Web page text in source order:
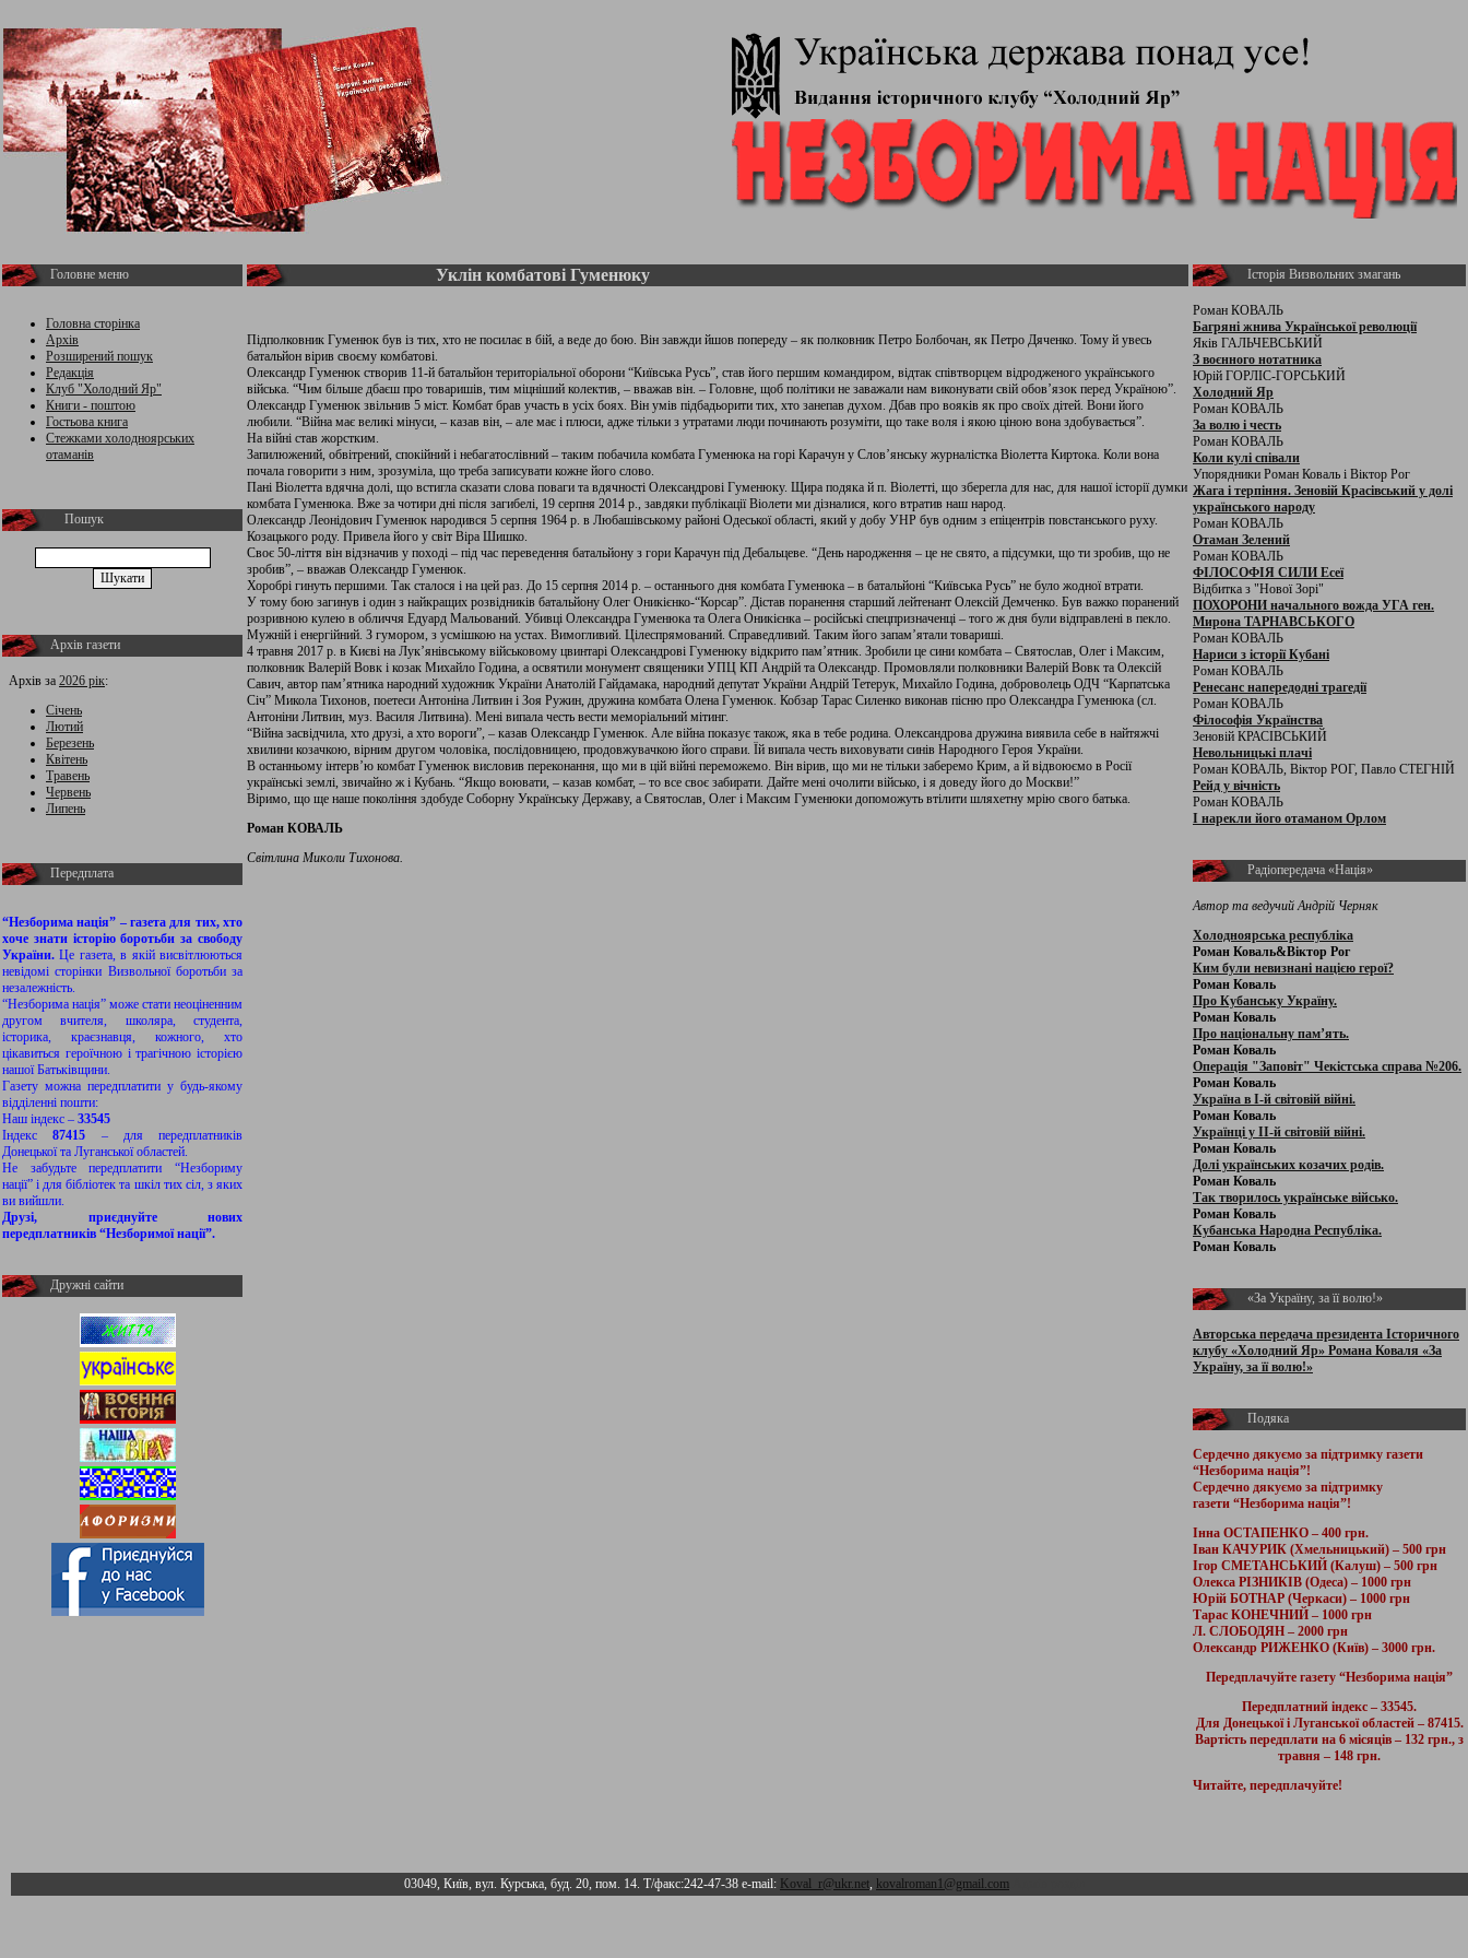
Головне меню
Головна сторінка
Архів
Розширений пошук
Редакція
Клуб "Холодний Яр"
Книги - поштою
Гостьова книга
Стежками холодноярських
отаманів
Пошук
Архів газети
Архів за 2026 рік:
Січень
Лютий
Березень
Квітень
Травень
Червень
Липень
Передплата
“Незборима нація” – газета для тих, хто
хоче знати історію боротьби за свободу
України.Це газета, в якій висвітлюються
невідомі сторінки Визвольної боротьби за
незалежність.
“Незборима нація” може стати неоціненним
другом вчителя, школяра, студента,
історика, краєзнавця, кожного, хто
цікавиться героїчною і трагічною історією
нашої Батьківщини.
Газету можна передплатити у будь-якому
відділенні пошти:
Наш індекс – 33545
Індекс87415 – для передплатників
Донецької та Луганської областей.
Не забудьте передплатити “Незбориму
нації” і для бібліотек та шкіл тих сіл, з яких
ви вийшли.
Друзі, приєднуйте нових
передплатників “Незборимої нації”.
Дружні сайти
Уклін комбатові Гуменюку
Підполковник Гуменюк був із тих, хто не посилає в бій, а веде до бою. Він завжди йшов попереду – як полковник Петро Болбочан, як Петро Дяченко. Тому й увесь
батальйон вірив своєму комбатові.
Олександр Гуменюк створив 11-й батальйон територіальної оборони “Київська Русь”, став його першим командиром, відтак співтворцем відродженого українського
війська. “Чим більше дбаєш про товаришів, тим міцніший колектив, – вважав він. – Головне, щоб політики не заважали нам виконувати свій обов’язок перед Україною”.
Олександр Гуменюк звільнив 5 міст. Комбат брав участь в усіх боях. Він умів підбадьорити тих, хто занепав духом. Дбав про вояків як про своїх дітей. Вони його
любили. “Війна має великі мінуси, – казав він, – але має і плюси, адже тільки з утратами люди починають розуміти, що таке воля і якою ціною вона здобувається”.
На війні став жорстким.
Запилюжений, обвітрений, спокійний і небагатослівний – таким побачила комбата Гуменюка на горі Карачун у Слов’янську журналістка Віолетта Киртока. Коли вона
почала говорити з ним, зрозуміла, що треба записувати кожне його слово.
Пані Віолетта вдячна долі, що встигла сказати слова поваги та вдячності Олександрові Гуменюку. Щира подяка й п. Віолетті, що зберегла для нас, для нашої історії думки
комбата Гуменюка. Вже за чотири дні після загибелі, 19 серпня 2014 р., завдяки публікації Віолети ми дізналися, кого втратив наш народ.
Олександр Леонідович Гуменюк народився 5 серпня 1964 р. в Любашівському районі Одеської області, який у добу УНР був одним з епіцентрів повстанського руху.
Козацького роду. Привела його у світ Віра Шишко.
Своє 50-ліття він відзначив у поході – під час переведення батальйону з гори Карачун під Дебальцеве. “День народження – це не свято, а підсумки, що ти зробив, що не
зробив”, – вважав Олександр Гуменюк.
Хоробрі гинуть першими. Так сталося і на цей раз. До 15 серпня 2014 р. – останнього дня комбата Гуменюка – в батальйоні “Київська Русь” не було жодної втрати.
У тому бою загинув і один з найкращих розвідників батальйону Олег Оникієнко-“Корсар”. Дістав поранення старший лейтенант Олексій Демченко. Був важко поранений
розривною кулею в обличчя Едуард Мальований. Убивці Олександра Гуменюка та Олега Оникієнка – російські спецпризначенці – того ж дня були відправлені в пекло.
Мужній і енергійний. З гумором, з усмішкою на устах. Вимогливий. Цілеспрямований. Справедливий. Таким його запам’ятали товариші.
4 травня 2017 р. в Києві на Лук’янівському військовому цвинтарі Олександрові Гуменюку відкрито пам’ятник. Зробили це сини комбата – Святослав, Олег і Максим,
полковник Валерій Вовк і козак Михайло Година, а освятили монумент священики УПЦ КП Андрій та Олександр. Промовляли полковники Валерій Вовк та Олексій
Савич, автор пам’ятника народний художник України Анатолій Гайдамака, народний депутат України Андрій Тетерук, Михайло Година, доброволець ОДЧ “Карпатська
Січ” Микола Тихонов, поетеси Антоніна Литвин і Зоя Ружин, дружина комбата Олена Гуменюк. Кобзар Тарас Силенко виконав пісню про Олександра Гуменюка (сл.
Антоніни Литвин, муз. Василя Литвина). Мені випала честь вести меморіальний мітинг.
“Війна засвідчила, хто друзі, а хто вороги”, – казав Олександр Гуменюк. Але війна показує також, яка в тебе родина. Олександрова дружина виявила себе в найтяжчі
хвилини козачкою, вірним другом чоловіка, послідовницею, продовжувачкою його справи. Їй випала честь виховувати синів Народного Героя України.
В останньому інтерв’ю комбат Гуменюк висловив переконання, що ми в цій війні переможемо. Він вірив, що ми не тільки заберемо Крим, а й відвоюємо в Росії
українські землі, звичайно ж і Кубань. “Якщо воювати, – казав комбат, – то все своє забирати. Дайте мені очолити військо, і я доведу його до Москви!”
Віримо, що ще наше покоління здобуде Соборну Українську Державу, а Святослав, Олег і Максим Гуменюки допоможуть втілити шляхетну мрію свого батька.
Роман КОВАЛЬ
Світлина Миколи Тихонова.
Історія Визвольних змагань
Роман КОВАЛЬ
Багряні жнива Української революції
Яків ГАЛЬЧЕВСЬКИЙ
З воєнного нотатника
Юрій ГОРЛІС-ГОРСЬКИЙ
Холодний Яр
Роман КОВАЛЬ
За волю і честь
Роман КОВАЛЬ
Коли кулі співали
Упорядники Роман Коваль і Віктор Рог
Жага і терпіння. Зеновій Красівський у долі
українського народу
Роман КОВАЛЬ
Отаман Зелений
Роман КОВАЛЬ
ФІЛОСОФІЯ СИЛИ Есеї
Відбитка з "Нової Зорі"
ПОХОРОНИ начального вожда УГА ген.
Мирона ТАРНАВСЬКОГО
Роман КОВАЛЬ
Нариси з історії Кубані
Роман КОВАЛЬ
Ренесанс напередодні трагедії
Роман КОВАЛЬ
Філософія Українства
Зеновій КРАСІВСЬКИЙ
Невольницькі плачі
Роман КОВАЛЬ, Віктор РОГ, Павло СТЕГНІЙ
Рейд у вічність
Роман КОВАЛЬ
І нарекли його отаманом Орлом
Радіопередача «Нація»
Автор та ведучий Андрій Черняк
Холодноярська республіка
Роман Коваль&Віктор Рог
Ким були невизнані нацією герої?
Роман Коваль
Про Кубанську Україну.
Роман Коваль
Про національну пам’ять.
Роман Коваль
Операція "Заповіт" Чекістська справа №206.
Роман Коваль
Україна в І-й світовій війні.
Роман Коваль
Українці у ІІ-й світовій війні.
Роман Коваль
Долі українських козачих родів.
Роман Коваль
Так творилось українське військо.
Роман Коваль
Кубанська Народна Республіка.
Роман Коваль
«За Україну, за її волю!»
Авторська передача президента Історичного
клубу «Холодний Яр» Романа Коваля «За
Україну, за її волю!»
Подяка
Сердечно дякуємо за підтримку газети
“Незборима нація”!
Сердечно дякуємо за підтримку
газети “Незборима нація”!
Інна ОСТАПЕНКО – 400 грн.
Іван КАЧУРИК (Хмельницький) – 500 грн
Ігор СМЕТАНСЬКИЙ (Калуш) – 500 грн
Олекса РІЗНИКІВ (Одеса) – 1000 грн
Юрій БОТНАР (Черкаси) – 1000 грн
Тарас КОНЕЧНИЙ – 1000 грн
Л. СЛОБОДЯН – 2000 грн
Олександр РИЖЕНКО (Київ) – 3000 грн.
Передплачуйте газету “Незборима нація”
Передплатний індекс – 33545.
Для Донецької і Луганської областей – 87415.
Вартість передплати на 6 місяців – 132 грн., з
травня – 148 грн.
Читайте, передплачуйте!
03049, Київ, вул. Курська, буд. 20, пом. 14. Т/факс:242-47-38 e-mail: Koval_r@ukr.net, kovalroman1@gmail.com